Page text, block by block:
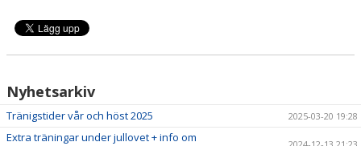
Nyhetsarkiv
Tränigstider vår och höst 2025 2025-03-20 19:28
Extra träningar under jullovet + info om